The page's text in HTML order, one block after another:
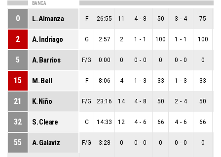
BANCA
0 L. Almanza F 26:55 11 4 - 8 50 3 - 4 75
2 A. Indriago G 2:57 2 1 - 1 100 1 - 1 100
5 A. Barrios F/G 0:00 0 0 - 0 0 0 - 0 0
15 M. Bell F 8:06 4 1 - 3 33 1 - 3 33
21 K. Niño F/G 23:16 14 4 - 8 50 2 - 4 50
32 S. Cleare C 14:33 12 4 - 6 66 4 - 6 66
55 A. Galaviz F/G 3:28 0 0 - 0 0 0 - 0 0